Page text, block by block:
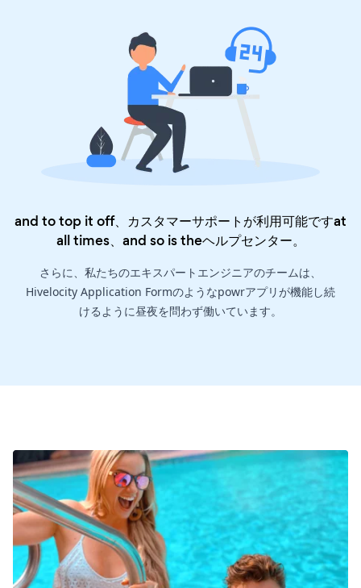
and to top it off、カスタマーサポートが利用可能ですat
all times、and so is theヘルプセンター。
さらに、私たちのエキスパートエンジニアのチームは、
Hivelocity Application Formのようなpowrアプリが機能し続
けるように昼夜を問わず働いています。